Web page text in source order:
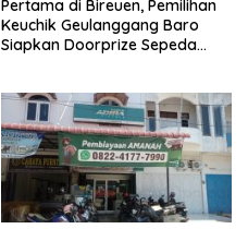
Pertama di Bireuen, Pemilihan
Keuchik Geulanggang Baro
Siapkan Doorprize Sepeda